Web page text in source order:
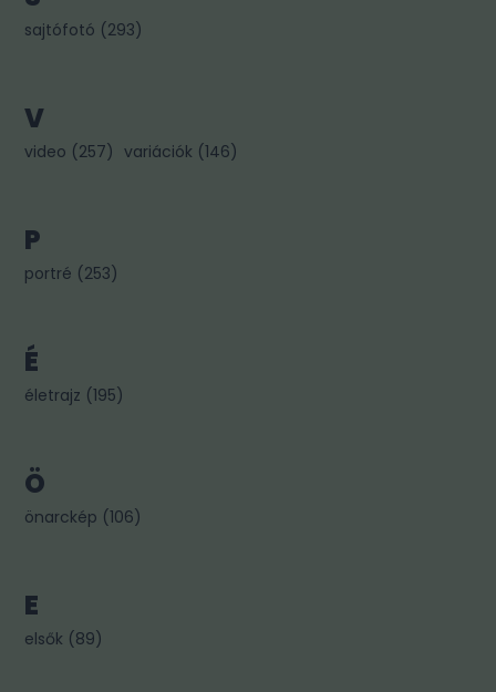
sajtófotó (293)
V
video (257) variációk (146)
P
portré (253)
É
életrajz (195)
Ö
önarckép (106)
E
elsők (89)